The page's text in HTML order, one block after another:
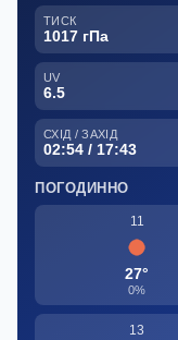
ТИСК
1017 гПа
UV
6.5
СХІД / ЗАХІД
02:54 / 17:43
ПОГОДИННО
11
27°
0%
13